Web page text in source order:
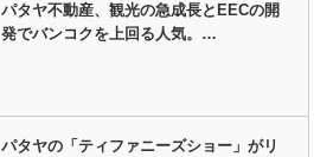
パタヤ不動産、観光の急成長とEECの開
発でバンコクを上回る人気。…
パタヤの「ティファニーズショー」がリ